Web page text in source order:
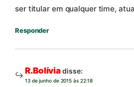
ser titular em qualquer time,
Responder
R.Bolíviadisse:
13 de junho de 2015 às 22:18